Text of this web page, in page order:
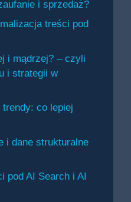
i sprzedaż?
treści pod
i mądrzej? – czyli
i strategii w
co lepiej
i dane strukturalne
pod AI Search i AI